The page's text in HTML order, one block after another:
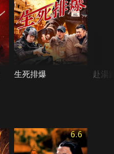
生死排爆 赴湯
6.6